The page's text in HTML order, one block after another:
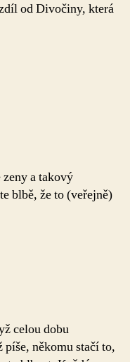
od Divočiny, která
a takový
blbě, že to (veřejně)
celou dobu
někomu stačí to,